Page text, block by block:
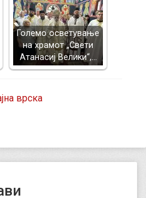
Големо осветување
на храмот „Свети
Атанасиј Велики“,…
врска